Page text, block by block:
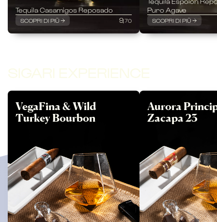
Tequila Casamigos Reposado
SCOPRI DI PIÙ 9,70
Puro Agave
SCOPRI DI PIÙ
SIGARI EXPERIENCE
VegaFina & Wild
Turkey Bourbon
Aurora
Zacapa 23